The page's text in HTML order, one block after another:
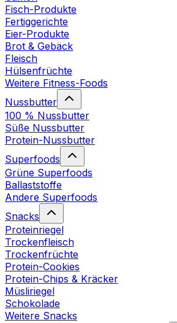
Fisch-Produkte
Fertiggerichte
Eier-Produkte
Brot & Gebäck
Fleisch
Hülsenfrüchte
Weitere Fitness-Foods
Nussbutter
100 % Nussbutter
Süße Nussbutter
Protein-Nussbutter
Superfoods
Grüne Superfoods
Ballaststoffe
Andere Superfoods
Snacks
Proteinriegel
Trockenfleisch
Trockenfrüchte
Protein-Cookies
Protein-Chips & Kräcker
Müsliriegel
Schokolade
Weitere Snacks